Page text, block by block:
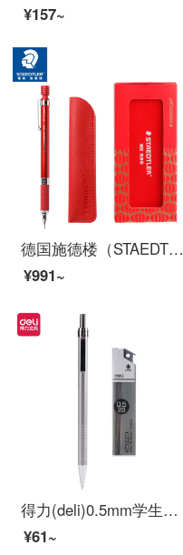
¥157~
德国施德楼（STAEDTLER）中国红限定款自动铅笔0.5mm日本原装金属活动铅笔专业绘图笔92535-05NWR
¥991~
得力(deli)0.5mm学生自动铅笔套装 考试绘图活动铅笔(笔+铅芯)S713
¥61~